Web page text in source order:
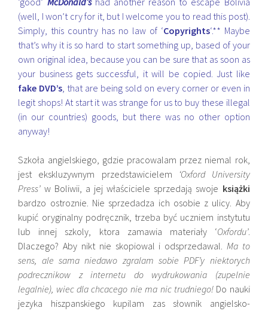
(well, I won’t cry for it, but I welcome you to read this post).
Simply, this country has no law of ‘Copyrights‘.** Maybe
that’s why it is so hard to start something up, based of your
own original idea, because you can be sure that as soon as
your business gets successful, it will be copied. Just like
fake DVD’s, that are being sold on every corner or even in
legit shops! At start it was strange for us to buy these illegal
(in our countries) goods, but there was no other option
anyway!
Szkoła angielskiego, gdzie pracowalam przez niemal rok,
jest ekskluzywnym przedstawicielem
‘Oxford University
Press’w Boliwii, a jej właściciele sprzedają swoje książki
bardzo ostroznie. Nie sprzedadza ich osobie z ulicy. Aby
kupić oryginalny podręcznik, trzeba być uczniem instytutu
lub innej szkoly, ktora zamawia materiały ‘Oxfordu’.
Dlaczego? Aby nikt nie skopiowal i odsprzedawal. Ma to
sens, ale sama niedawo zgralam sobie PDF’y niektorych
podrecznikow z internetu do wydrukowania (zupelnie
legalnie), wiec dla chcacego nie ma nic trudniego! Do nauki
jezyka hiszpanskiego kupilam zas słownik angielsko-